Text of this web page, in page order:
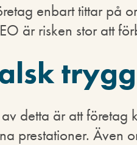
enbart tittar på
är risken stor att
av detta är att
prestationer. Även